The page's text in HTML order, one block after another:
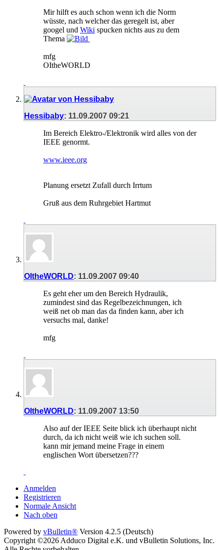
Mir hilft es auch schon wenn ich die Norm
wüsste, nach welcher das geregelt ist, aber
googel und Wiki spucken nichts aus zu dem
Thema
mfg
OItheWORLD
Hessibaby: 11.09.2007 09:21
Im Bereich Elektro-/Elektronik wird alles von der
IEEE genormt.
www.ieee.org
Planung ersetzt Zufall durch Irrtum
Gruß aus dem Ruhrgebiet Hartmut
OItheWORLD: 11.09.2007 09:40
Es geht eher um den Bereich Hydraulik,
zumindest sind das Regelbezeichnungen, ich
weiß net ob man das da finden kann, aber ich
versuchs mal, danke!
mfg
OItheWORLD: 11.09.2007 13:50
Also auf der IEEE Seite blick ich überhaupt nicht
durch, da ich nicht weiß wie ich suchen soll.
kann mir jemand meine Frage in einem
englischen Wort übersetzen???
Anmelden
Registrieren
Normale Ansicht
Nach oben
Powered by vBulletin® Version 4.2.5 (Deutsch)
Copyright ©2026 Adduco Digital e.K. und vBulletin Solutions, Inc.